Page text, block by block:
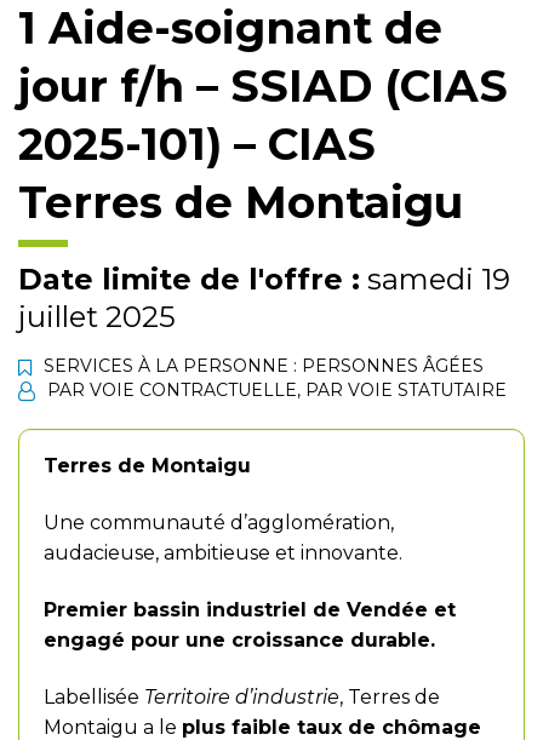
1 Aide-soignant de
jour f/h – SSIAD (CIAS
2025-101) – CIAS
Terres de Montaigu
Date limite de l'offre : samedi 19
juillet 2025
SERVICES À LA PERSONNE : PERSONNES ÂGÉES
PAR VOIE CONTRACTUELLE, PAR VOIE STATUTAIRE
Terres de Montaigu
Une communauté d’agglomération,
audacieuse, ambitieuse et innovante.
Premier bassin industriel de Vendée et
engagé pour une croissance durable.
Labellisée Territoire d’industrie, Terres de
Montaigu a le plus faible taux de chômage